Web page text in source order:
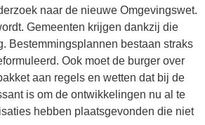
naar de nieuwe Omgevingswet.
Gemeenten krijgen dankzij die
Bestemmingsplannen bestaan straks
Ook moet de burger over
aan regels en wetten dat bij de
is om de ontwikkelingen nu al te
hebben plaatsgevonden die niet